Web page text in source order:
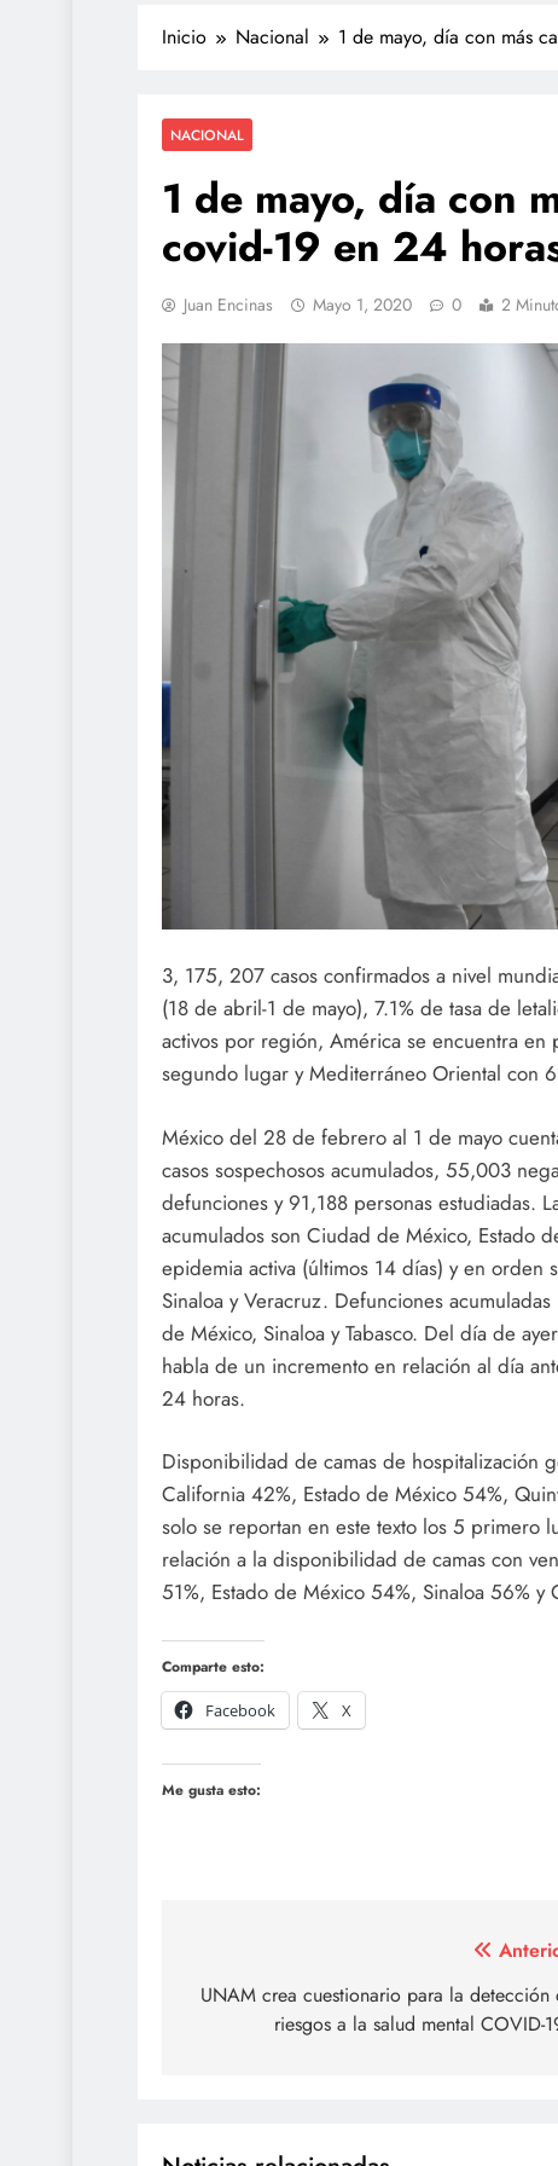
Inicio Nacional 1 de mayo, día con más
NACIONAL
1 de mayo, día con
covid-19 en 24
Juan Encinas Mayo 1, 2020 0 2
3, 175, 207 casos confirmados a nivel
(18 de abril-1 de mayo), 7.1% de tasa de
activos por región, América se encuentra
segundo lugar y Mediterráneo Oriental con
México del 28 de febrero al 1 de mayo
casos sospechosos acumulados, 55,003
defunciones y 91,188 personas estudiadas.
acumulados son Ciudad de México, Estado
epidemia activa (últimos 14 días) y en orden
Sinaloa y Veracruz. Defunciones
de México, Sinaloa y Tabasco. Del día de
habla de un incremento en relación al día
24 horas.
Disponibilidad de camas de hospitalización
California 42%, Estado de México 54%,
solo se reportan en este texto los 5 primero
relación a la disponibilidad de camas con
51%, Estado de México 54%, Sinaloa 56% y
Comparte esto:
Facebook
X
Me gusta esto:
de
entradas
UNAM crea cuestionario para la detección
riesgos a la salud mental COVID-